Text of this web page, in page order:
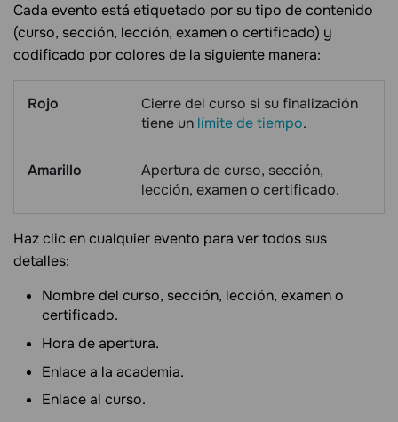
Cada evento está etiquetado por su tipo de contenido
(curso, sección, lección, examen o certificado) y
codificado por colores de la siguiente manera:
Rojo
Cierre del curso si su finalización
tiene un límite de tiempo.
Amarillo
Apertura de curso, sección,
lección, examen o certificado.
Haz clic en cualquier evento para ver todos sus
detalles:
Nombre del curso, sección, lección, examen o
certificado.
Hora de apertura.
Enlace a la academia.
Enlace al curso.